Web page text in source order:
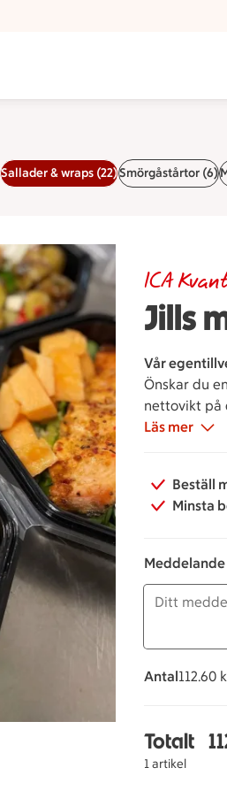
Sallader & wraps (22)Smörgåstårtor (6)
Jills
ICA
Vår
Önskar du
nettovikt på
mellan
Läs mer
Beställ
Minsta
Antal
112.60 kronor
112.60
Totalt
1 artikel